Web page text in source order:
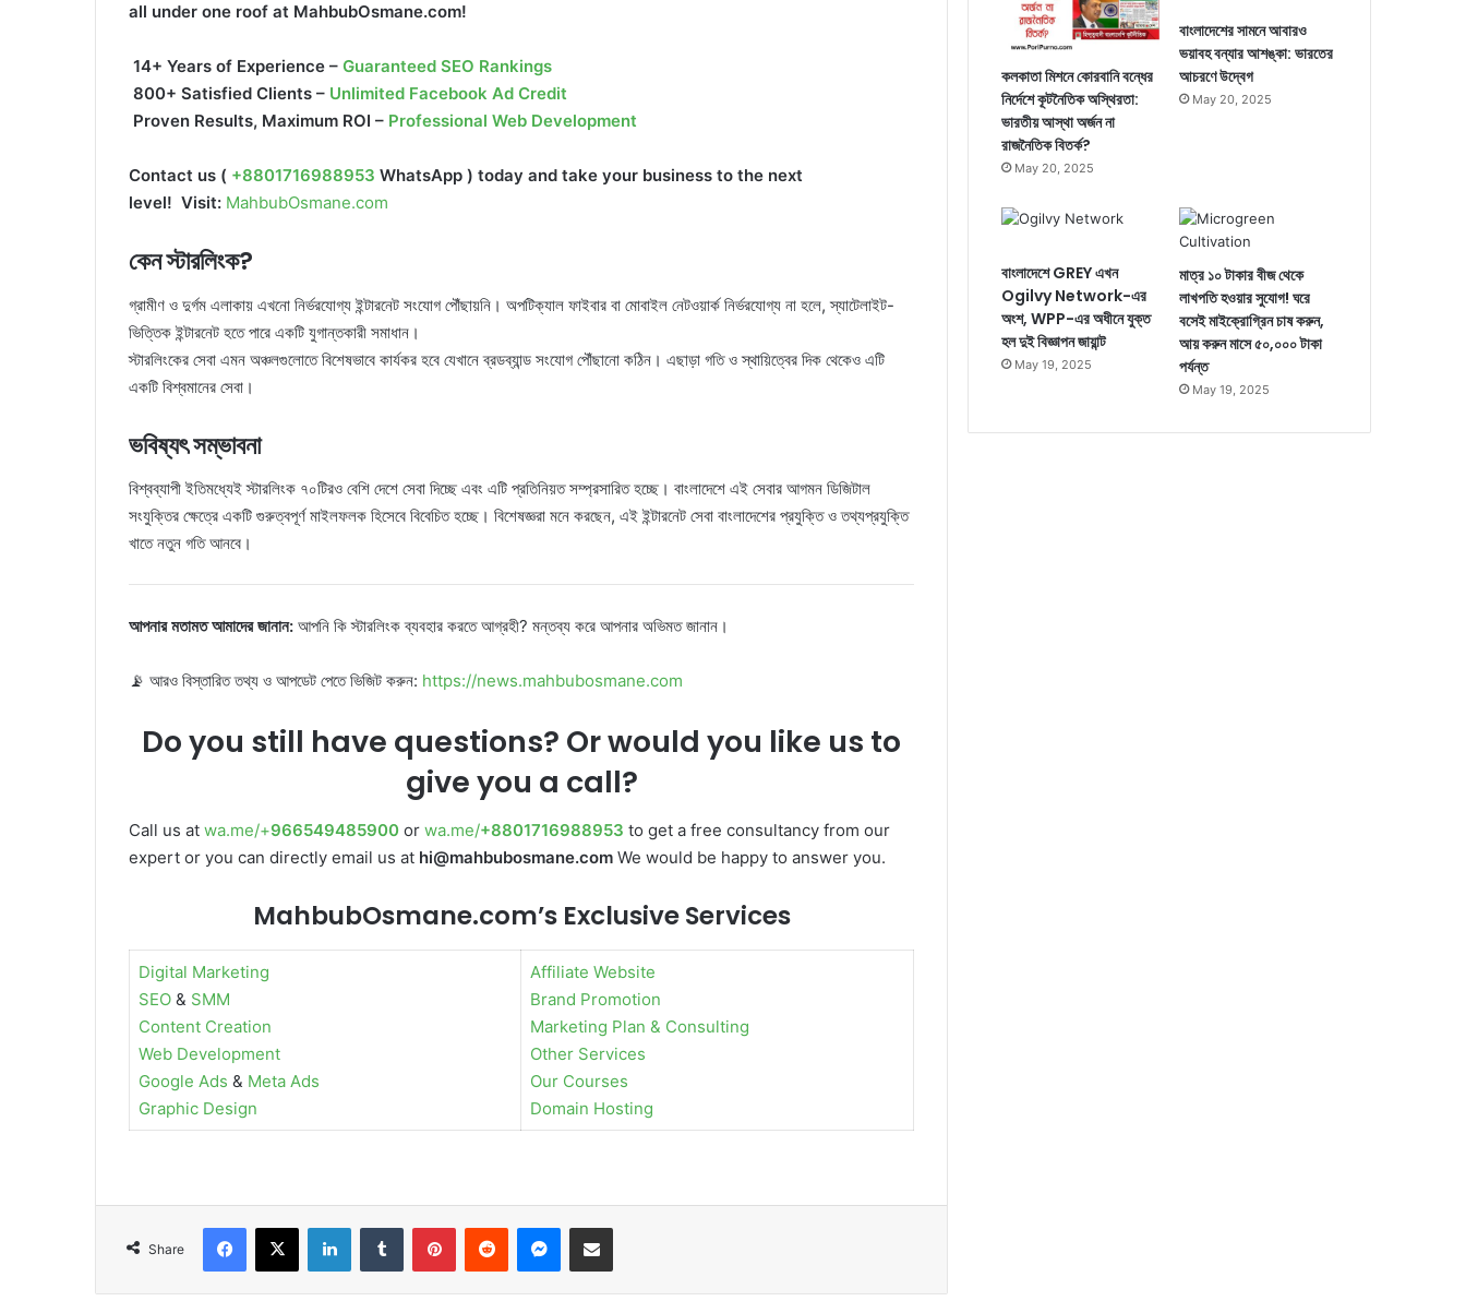
all under one roof at MahbubOsmane.com!
14+ Years of Experience – Guaranteed SEO Rankings
800+ Satisfied Clients – Unlimited Facebook Ad Credit
Proven Results, Maximum ROI – Professional Web Development
Contact us ( +8801716988953 WhatsApp ) today and take your business to the next
level! Visit: MahbubOsmane.com
কেন স্টারলিংক?
গ্রামীণ ও দুর্গম এলাকায় এখনো নির্ভরযোগ্য ইন্টারনেট সংযোগ পৌঁছায়নি। অপটিক্যাল ফাইবার বা মোবাইল নেটওয়ার্ক নির্ভরযোগ্য না হলে, স্যাটেলাইট-
ভিত্তিক ইন্টারনেট হতে পারে একটি যুগান্তকারী সমাধান।
স্টারলিংকের সেবা এমন অঞ্চলগুলোতে বিশেষভাবে কার্যকর হবে যেখানে ব্রডব্যান্ড সংযোগ পৌঁছানো কঠিন। এছাড়া গতি ও স্থায়িত্বের দিক থেকেও এটি
একটি বিশ্বমানের সেবা।
ভবিষ্যৎ সম্ভাবনা
বিশ্বব্যাপী ইতিমধ্যেই স্টারলিংক ৭০টিরও বেশি দেশে সেবা দিচ্ছে এবং এটি প্রতিনিয়ত সম্প্রসারিত হচ্ছে। বাংলাদেশে এই সেবার আগমন ডিজিটাল
সংযুক্তির ক্ষেত্রে একটি গুরুত্বপূর্ণ মাইলফলক হিসেবে বিবেচিত হচ্ছে। বিশেষজ্ঞরা মনে করছেন, এই ইন্টারনেট সেবা বাংলাদেশের প্রযুক্তি ও তথ্যপ্রযুক্তি
খাতে নতুন গতি আনবে।
আপনার মতামত আমাদের জানান: আপনি কি স্টারলিংক ব্যবহার করতে আগ্রহী? মন্তব্য করে আপনার অভিমত জানান।
📡 আরও বিস্তারিত তথ্য ও আপডেট পেতে ভিজিট করুন: https://news.mahbubosmane.com
Do you still have questions? Or would you like us to
give you a call?
Call us at wa.me/+966549485900 or wa.me/+8801716988953 to get a free consultancy from our
expert or you can directly email us at hi@mahbubosmane.com We would be happy to answer you.
MahbubOsmane.com’s Exclusive Services
Digital Marketing
SEO& SMM
Content Creation
Web Development
Google Ads & Meta Ads
Graphic Design
Affiliate Website
Brand Promotion
Marketing Plan & Consulting
Other Services
Our Courses
Domain Hosting
Share
Facebook
X LinkedInTumblr PinterestReddit Messenger
Share via Email
কলকাতা মিশনে কোরবানি বন্ধের
নির্দেশে কূটনৈতিক অস্থিরতা:
ভারতীয় আস্থা অর্জন না
রাজনৈতিক বিতর্ক?
May 20, 2025
বাংলাদেশের সামনে আবারও
ভয়াবহ বন্যার আশঙ্কা: ভারতের
আচরণে উদ্বেগ
May 20, 2025
বাংলাদেশে GREY এখন
Ogilvy Network-এর
অংশ, WPP-এর অধীনে যুক্ত
হল দুই বিজ্ঞাপন জায়ান্ট
May 19, 2025
মাত্র ১০ টাকার বীজ থেকে
লাখপতি হওয়ার সুযোগ! ঘরে
বসেই মাইক্রোগ্রিন চাষ করুন,
আয় করুন মাসে ৫০,০০০ টাকা
পর্যন্ত
May 19, 2025